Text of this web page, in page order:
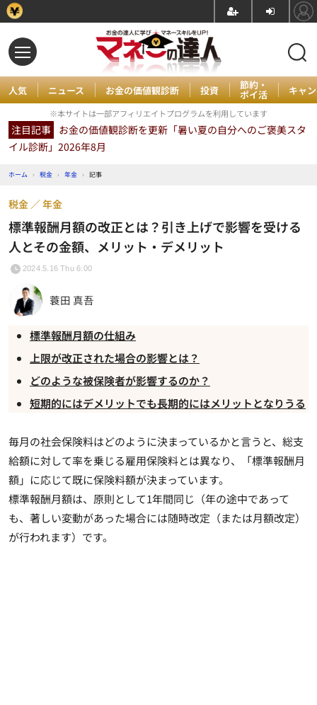
人気 ニュース お金の価値観診断 投資 節約・
ポイ活 キャ
※本サイトは一部アフィリエイトプログラムを利用しています
注目記事 お金の価値観診断を更新「暑い夏の自分へのご褒美スタ
イル診断」2026年8月
ホーム › 税金 › 年金 › 記事
標準報酬月額の改正とは？引き上げで影響を受ける
人とその金額、メリット・デメリット
税金 年金
2024.5.16 Thu 6:00
蓑田 真吾
標準報酬月額の仕組み
上限が改正された場合の影響とは？
どのような被保険者が影響するのか？
短期的にはデメリットでも長期的にはメリットとなりうる
毎月の社会保険料はどのように決まっているかと言うと、総支
給額に対して率を乗じる雇用保険料とは異なり、「標準報酬月
額」に応じて既に保険料額が決まっています。
標準報酬月額は、原則として1年間同じ（年の途中であって
も、著しい変動があった場合には随時改定（または月額改定）
が行われます）です。